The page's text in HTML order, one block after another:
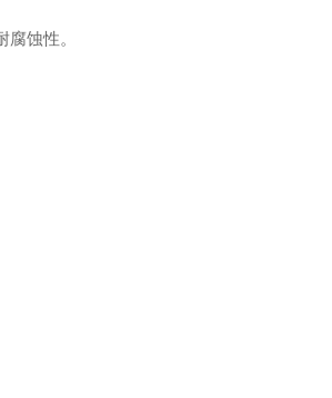
蚀性。